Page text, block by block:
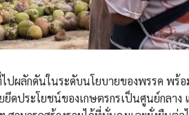
ปผลักดันในระดับนโยบายของพรรค พร้
ดประโยชน์ของเกษตรกรเป็นศูนย์กลาง